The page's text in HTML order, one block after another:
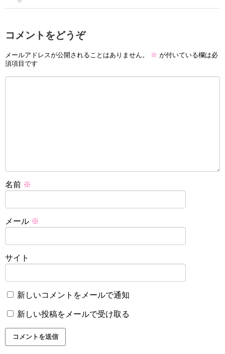
コメントをどうぞ
メールアドレスが公開されることはありません。 ※ が付いている欄は必
須項目です
名前 ※
メール ※
サイト
新しいコメントをメールで通知
新しい投稿をメールで受け取る